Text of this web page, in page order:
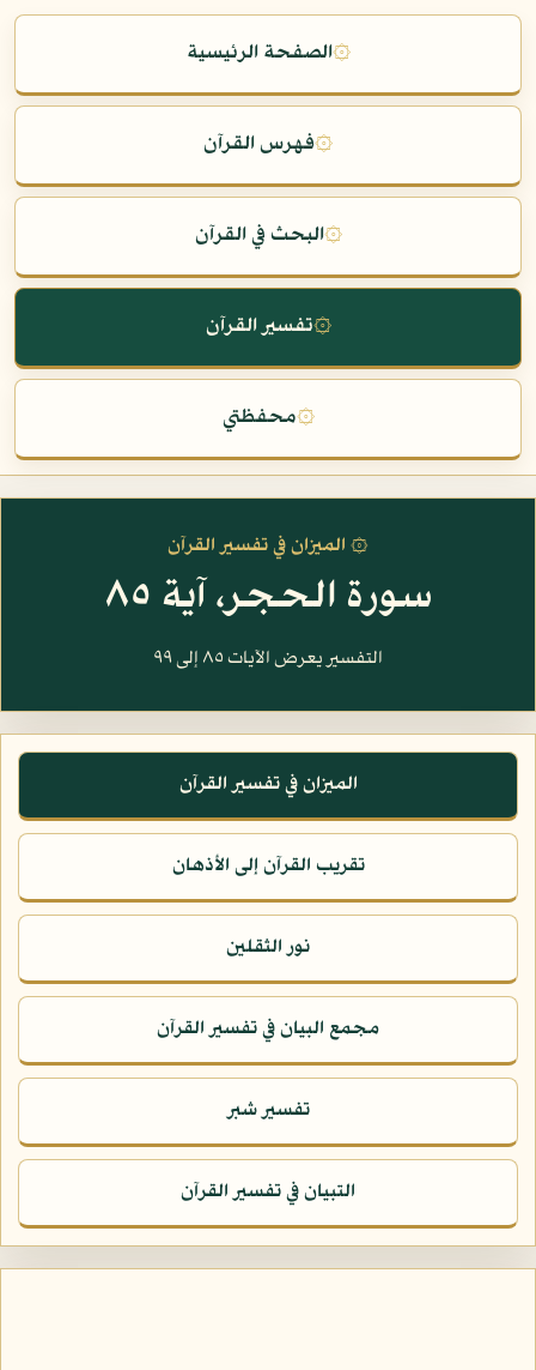
۞الصفحة الرئيسية
۞فهرس القرآن
۞البحث في القرآن
۞تفسير القرآن
۞محفظتي
۞ الميزان في تفسير القرآن
سورة الحجر، آية ٨٥
التفسير يعرض الآيات ٨٥ إلى ٩٩
الميزان في تفسير القرآن
تقريب القرآن إلى الأذهان
نور الثقلين
مجمع البيان في تفسير القرآن
تفسير شبر
التبيان في تفسير القرآن